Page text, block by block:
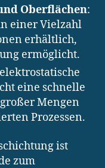
Oberflächen:
einer Vielzahl
erhältlich,
ermöglicht.
eine schnelle
Mengen
Prozessen.
ist
zum